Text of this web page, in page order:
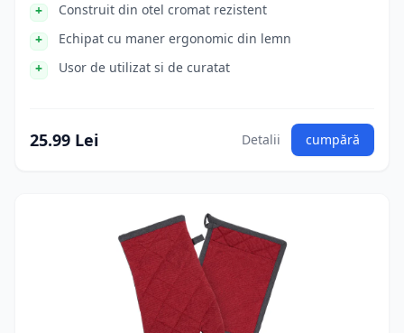
Construit din otel cromat rezistent
Echipat cu maner ergonomic din lemn
Usor de utilizat si de curatat
25.99 Lei Detalii cumpără